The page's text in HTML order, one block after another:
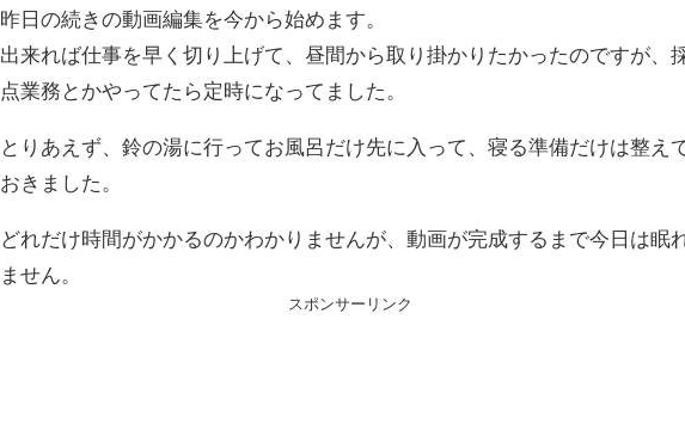
昨日の続きの動画編集を今から始めます。
出来れば仕事を早く切り上げて、昼間から取り掛かりたかったのですが、
点業務とかやってたら定時になってました。
とりあえず、鈴の湯に行ってお風呂だけ先に入って、寝る準備だけは整え
おきました。
どれだけ時間がかかるのかわかりませんが、動画が完成するまで今日は眠れ
ません。
スポンサーリンク